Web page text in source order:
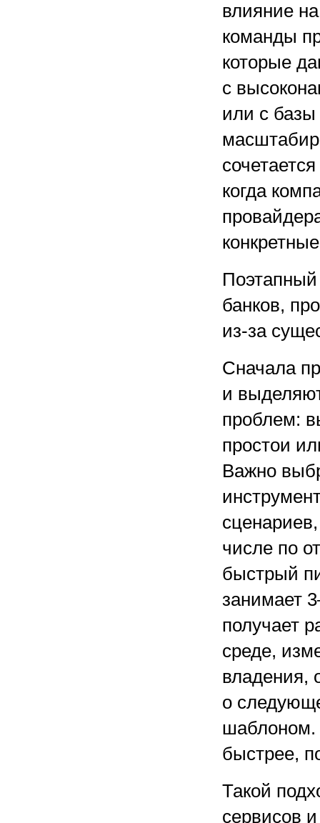
влияние
команды
которые
с
или с
когда
Поэтапный
банков,
из-за
Сначала
и
проблем:
простои
Важно
числе по
быстрый
занимает
получает
среде,
владения,
о
шаблоном.
быстрее,
Такой
сервисов